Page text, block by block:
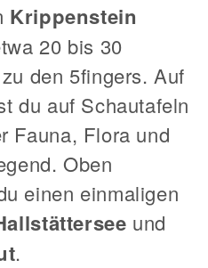
Krippenstein
20 bis 30
den 5fingers. Auf
du auf Schautafeln
Fauna, Flora und
Oben
einen einmaligen
und
.